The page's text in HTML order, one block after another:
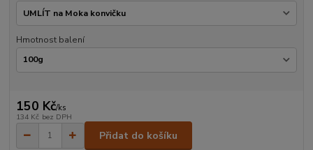
Hmotnost balení
150 Kč/ks
134 Kč bez DPH
Přidat do košíku